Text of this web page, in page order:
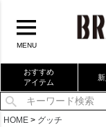
MENU
おすすめ
アイテム
当店厳選ブランドバ
HOME
グッチ